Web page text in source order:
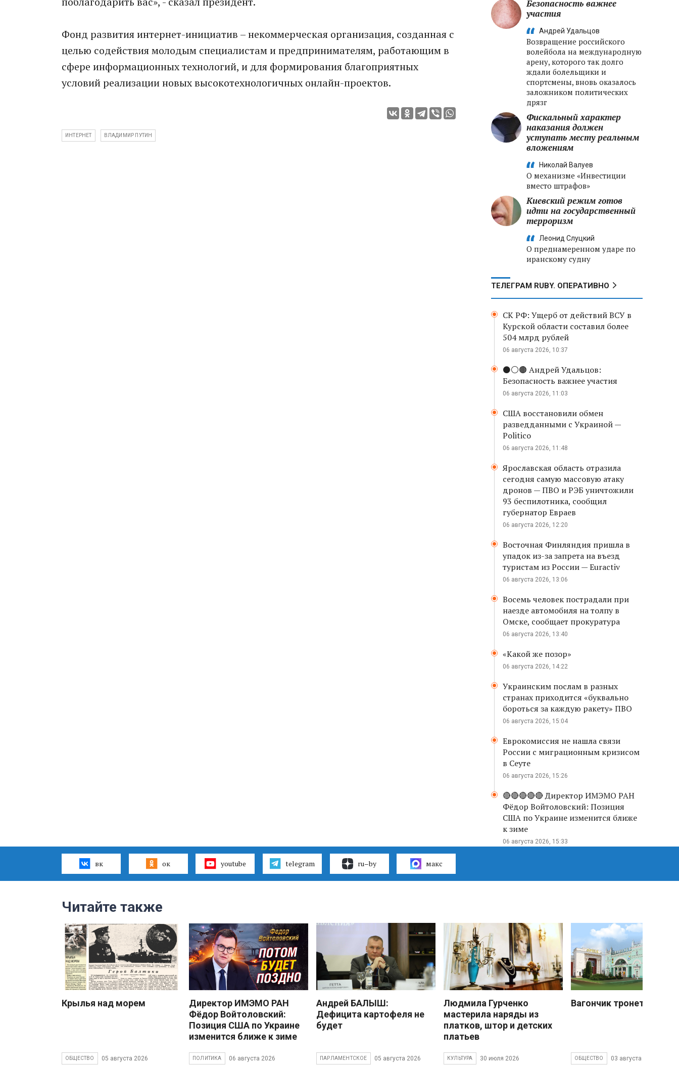
Фонд развития интернет-инициатив – некоммерческая организация, созданная с
целью содействия молодым специалистам и предпринимателям, работающим в
сфере информационных технологий, и для формирования благоприятных
условий реализации новых высокотехнологичных онлайн-проектов.
ИНТЕРНЕТ ВЛАДИМИР ПУТИН
Безопасность важнее
участия
Андрей Удальцов
Возвращение российского
волейбола на международную
арену, которого так долго
ждали болельщики и
спортсмены, вновь оказалось
заложником политических
дрязг
Фискальный характер
наказания должен
уступать месту реальным
вложениям
Николай Валуев
О механизме «Инвестиции
вместо штрафов»
Киевский режим готов
идти на государственный
терроризм
Леонид Слуцкий
О преднамеренном ударе по
иранскому судну
ТЕЛЕГРАМ RUBY. ОПЕРАТИВНО
СК РФ: Ущерб от действий ВСУ в
Курской области составил более
504 млрд рублей
06 августа 2026, 10:37
⚫️⚪️🟤 Андрей Удальцов:
Безопасность важнее участия
06 августа 2026, 11:03
США восстановили обмен
разведданными с Украиной —
Politico
06 августа 2026, 11:48
Ярославская область отразила
сегодня самую массовую атаку
дронов — ПВО и РЭБ уничтожили
93 беспилотника, сообщил
губернатор Евраев
06 августа 2026, 12:20
Восточная Финляндия пришла в
упадок из-за запрета на въезд
туристам из России — Euractiv
06 августа 2026, 13:06
Восемь человек пострадали при
наезде автомобиля на толпу в
Омске, сообщает прокуратура
06 августа 2026, 13:40
«Какой же позор»
06 августа 2026, 14:22
Украинским послам в разных
странах приходится «буквально
бороться за каждую ракету» ПВО
06 августа 2026, 15:04
Еврокомиссия не нашла связи
России с миграционным кризисом
в Сеуте
06 августа 2026, 15:26
🔴🔴🔴🔴🔴 Директор ИМЭМО РАН
Фёдор Войтоловский: Позиция
США по Украине изменится ближе
к зиме
06 августа 2026, 15:33
вк ок youtube telegram ru–by макс
Читайте также
Крылья над морем
ОБЩЕСТВО 05 августа 2026
Директор ИМЭМО РАН
Фёдор Войтоловский:
Позиция США по Украине
изменится ближе к зиме
ПОЛИТИКА 06 августа 2026
Андрей БАЛЫШ:
Дефицита картофеля не
будет
ПАРЛАМЕНТСКОЕ 05 августа 2026
Людмила Гурченко
мастерила наряды из
платков, штор и детских
платьев
КУЛЬТУРА 30 июля 2026
Вагончик тронется
ОБЩЕСТВО 03 августа 2026